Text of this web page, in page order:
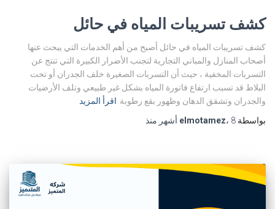
كشف تسريبات المياه في حائل
كشف تسريبات المياه في حائل أصبح من أهم الخدمات التي يبحث عنها
أصحاب المنازل والمباني التجارية لتجنب الأضرار الكبيرة التي تنتج عن
التسربات المخفية ، حيث أن التسربات الصغيرة خلف الجدران أو تحت
البلاط قد تسبب ارتفاع فاتورة المياه بشكل غير طبيعي وتلف الأرضيات
والجدران وتشقق الدهان وظهور بقع رطوبة اقرأ المزيد
بواسطة
elmotamez، 8 أشهر منذ